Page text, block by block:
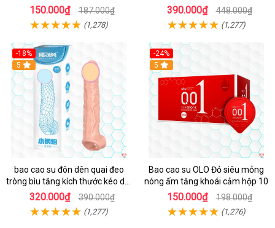
lạnh trải nghiệm
150.000₫ 187.000₫
(1,278)
thoả mãn
390.000₫ 448.000₫
(1,277)
-18%
5
bao cao su đôn dên quai đeo
tròng bìu tăng kích thước kéo dài
thời gian
320.000₫ 390.000₫
(1,277)
-24%
Hot
5
Bao cao su OLO Đỏ siêu mỏng
nóng ấm tăng khoái cảm hộp 10
150.000₫ 198.000₫
(1,276)